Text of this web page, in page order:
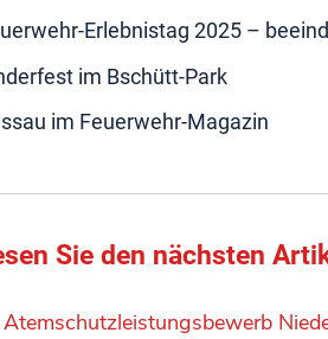
Erlebnistag 2025 –
im Bschütt-Park
im Feuerwehr-Magazin
Sie den nächsten
Atemschutzleistungsbewerb